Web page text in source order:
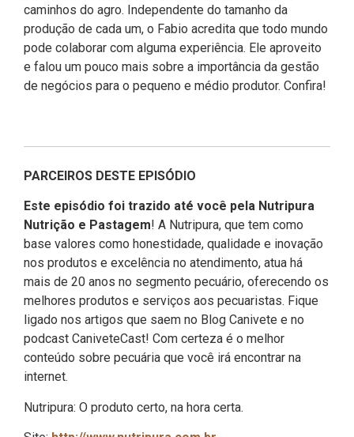
caminhos do agro. Independente do tamanho da
produção de cada um, o Fabio acredita que todo mundo
pode colaborar com alguma experiência. Ele aproveito
e falou um pouco mais sobre a importância da gestão
de negócios para o pequeno e médio produtor. Confira!
PARCEIROS DESTE EPISÓDIO
Este episódio foi trazido até você pela Nutripura
Nutrição e Pastagem! A Nutripura, que tem como
base valores como honestidade, qualidade e inovação
nos produtos e excelência no atendimento, atua há
mais de 20 anos no segmento pecuário, oferecendo os
melhores produtos e serviços aos pecuaristas. Fique
ligado nos artigos que saem no Blog Canivete e no
podcast CaniveteCast! Com certeza é o melhor
conteúdo sobre pecuária que você irá encontrar na
internet.
Nutripura: O produto certo, na hora certa.